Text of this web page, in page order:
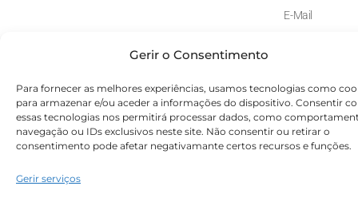
Gerir o Consentimento
Para fornecer as melhores experiências, usamos tecnologias como
para armazenar e/ou aceder a informações do dispositivo. Consentir
essas tecnologias nos permitirá processar dados, como
navegação ou IDs exclusivos neste site. Não consentir ou retirar o
consentimento pode afetar negativamante certos recursos e funções.
Gerir serviços
E-
© Victoryia Vynn Portugal 2026 by SVS.pt